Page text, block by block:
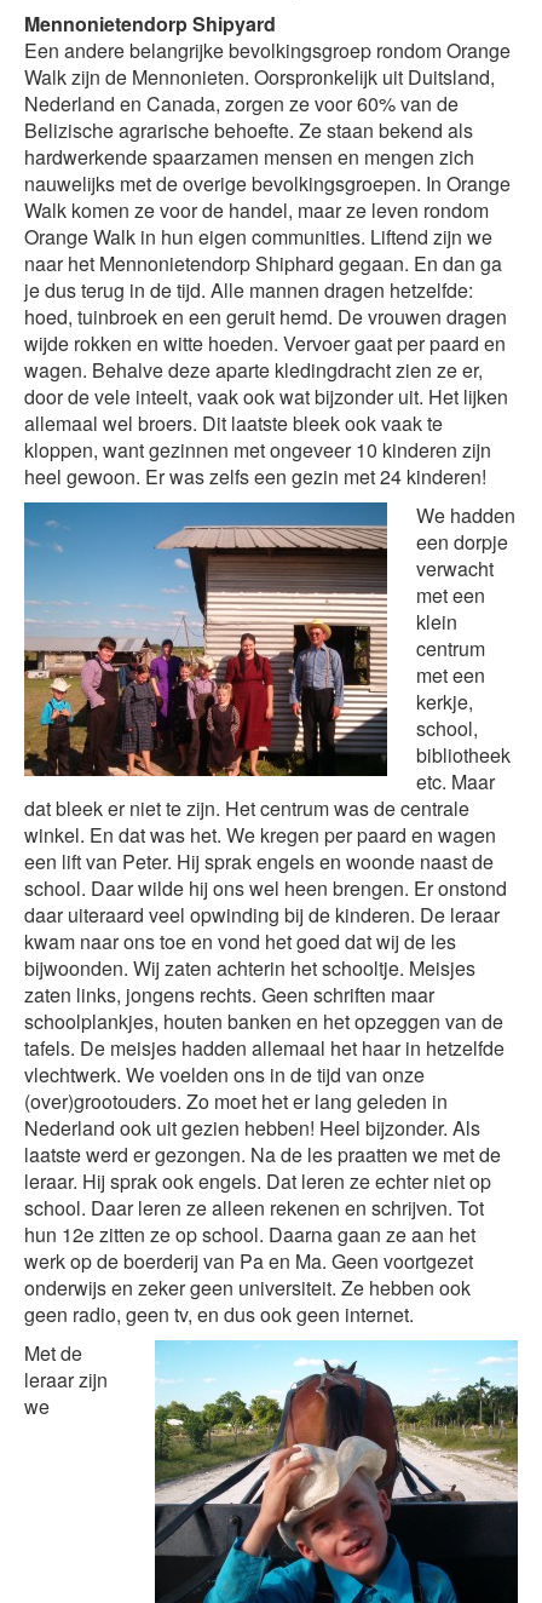
Mennonietendorp Shipyard
Een andere belangrijke bevolkingsgroep rondom Orange
Walk zijn de Mennonieten. Oorspronkelijk uit Duitsland,
Nederland en Canada, zorgen ze voor 60% van de
Belizische agrarische behoefte. Ze staan bekend als
hardwerkende spaarzamen mensen en mengen zich
nauwelijks met de overige bevolkingsgroepen. In Orange
Walk komen ze voor de handel, maar ze leven rondom
Orange Walk in hun eigen communities. Liftend zijn we
naar het Mennonietendorp Shiphard gegaan. En dan ga
je dus terug in de tijd. Alle mannen dragen hetzelfde:
hoed, tuinbroek en een geruit hemd. De vrouwen dragen
wijde rokken en witte hoeden. Vervoer gaat per paard en
wagen. Behalve deze aparte kledingdracht zien ze er,
door de vele inteelt, vaak ook wat bijzonder uit. Het lijken
allemaal wel broers. Dit laatste bleek ook vaak te
kloppen, want gezinnen met ongeveer 10 kinderen zijn
heel gewoon. Er was zelfs een gezin met 24 kinderen!
We hadden
een dorpje
verwacht
met een
klein
centrum
met een
kerkje,
school,
bibliotheek
etc. Maar
dat bleek er niet te zijn. Het centrum was de centrale
winkel. En dat was het. We kregen per paard en wagen
een lift van Peter. Hij sprak engels en woonde naast de
school. Daar wilde hij ons wel heen brengen. Er onstond
daar uiteraard veel opwinding bij de kinderen. De leraar
kwam naar ons toe en vond het goed dat wij de les
bijwoonden. Wij zaten achterin het schooltje. Meisjes
zaten links, jongens rechts. Geen schriften maar
schoolplankjes, houten banken en het opzeggen van de
tafels. De meisjes hadden allemaal het haar in hetzelfde
vlechtwerk. We voelden ons in de tijd van onze
(over)grootouders. Zo moet het er lang geleden in
Nederland ook uit gezien hebben! Heel bijzonder. Als
laatste werd er gezongen. Na de les praatten we met de
leraar. Hij sprak ook engels. Dat leren ze echter niet op
school. Daar leren ze alleen rekenen en schrijven. Tot
hun 12e zitten ze op school. Daarna gaan ze aan het
werk op de boerderij van Pa en Ma. Geen voortgezet
onderwijs en zeker geen universiteit. Ze hebben ook
geen radio, geen tv, en dus ook geen internet.
Met de
leraar zijn
we